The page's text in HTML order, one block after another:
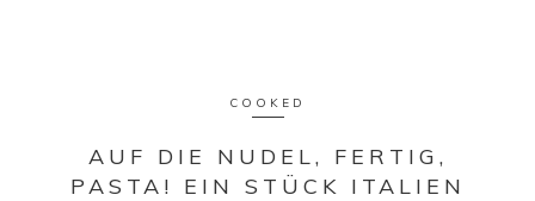
COOKED
AUF DIE NUDEL, FERTIG,
PASTA! EIN STÜCK ITALIEN